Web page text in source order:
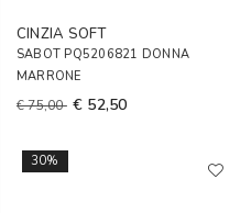
CINZIA SOFT
SABOT PQ5206821 DONNA
MARRONE
€ 75,00 € 52,50
30%